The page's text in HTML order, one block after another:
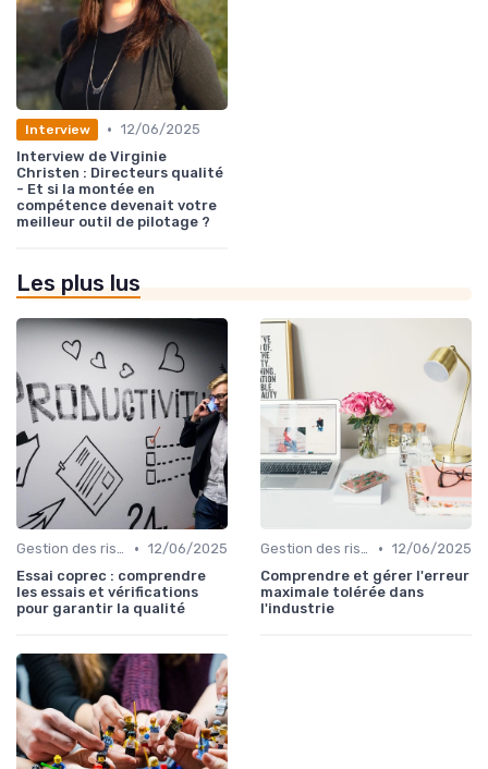
Interview • 12/06/2025
Interview de Virginie
Christen : Directeurs qualité
- Et si la montée en
compétence devenait votre
meilleur outil de pilotage ?
Les plus lus
Gestion des risques • 12/06/2025
Essai coprec : comprendre
les essais et vérifications
pour garantir la qualité
Gestion des risques • 12/06/2025
Comprendre et gérer l'erreur
maximale tolérée dans
l'industrie